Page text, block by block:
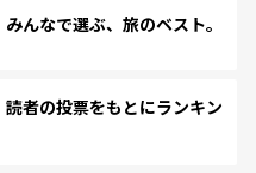
んなで選ぶ、旅のベスト。
者の投票をもとにランキン